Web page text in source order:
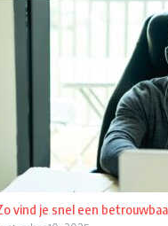
vind je snel een